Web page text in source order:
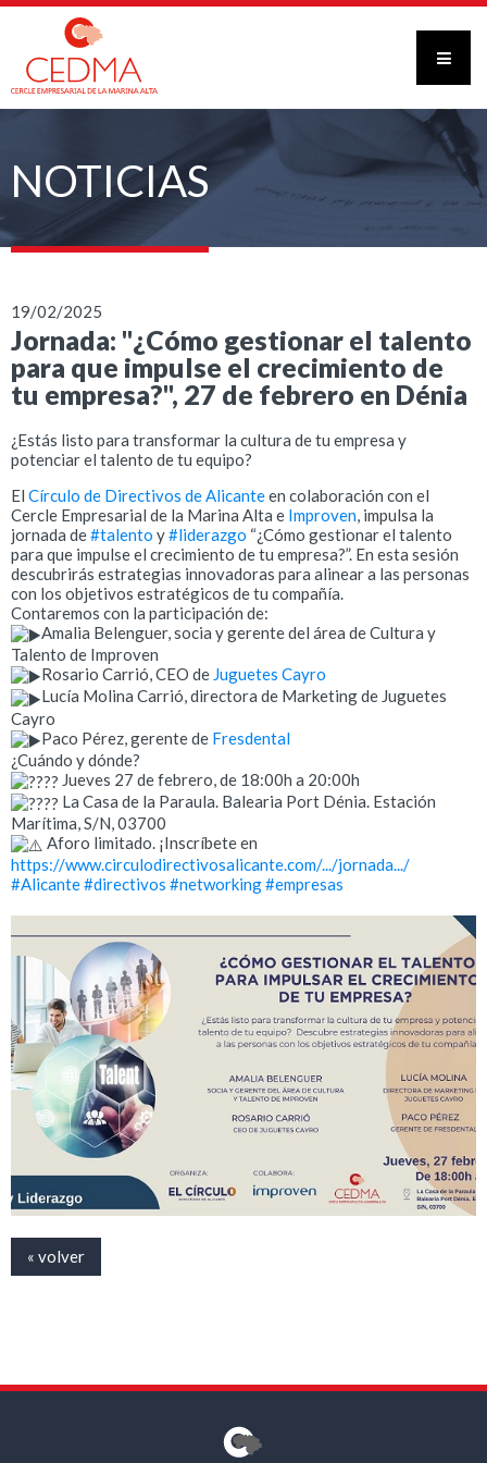
NOTICIAS
19/02/2025
Jornada: "¿Cómo gestionar el talento
para que impulse el crecimiento de
tu empresa?", 27 de febrero en Dénia
¿Estás listo para transformar la cultura de tu empresa y
potenciar el talento de tu equipo?
El Círculo de Directivos de Alicanteen colaboración con el
Cercle Empresarial de la Marina Alta e Improven, impulsa la
jornada de#talento y#liderazgo “¿Cómo gestionar el talento
para que impulse el crecimiento de tu empresa?”. En esta sesión
descubrirás estrategias innovadoras para alinear a las personas
con los objetivos estratégicos de tu compañía.
Contaremos con la participación de:
Amalia Belenguer, socia y gerente del área de Cultura y
Talento de Improven
Rosario Carrió, CEO de Juguetes Cayro
Lucía Molina Carrió, directora de Marketing de Juguetes
Cayro
Paco Pérez, gerente de Fresdental
¿Cuándo y dónde?
Jueves 27 de febrero, de 18:00h a 20:00h
La Casa de la Paraula. Balearia Port Dénia. Estación
Marítima, S/N, 03700
Aforo limitado. ¡Inscríbete en
https://www.circulodirectivosalicante.com/.../jornada.../
#Alicante#directivos #networking#empresas
« volver